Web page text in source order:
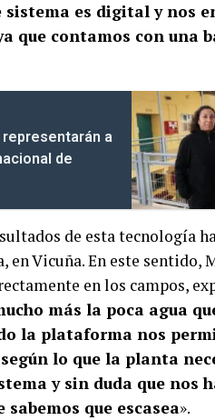
sistema es digital y nos
que contamos con una
a
de
de esta tecnología
en Vicuña. En este sentido,
en los campos,
más la poca agua
la plataforma nos
lo que la planta
y sin duda que nos
que escasea».